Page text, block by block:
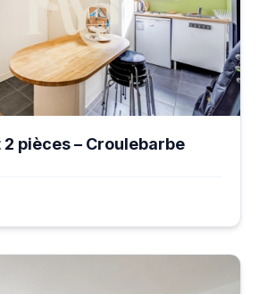
pièces – Croulebarbe